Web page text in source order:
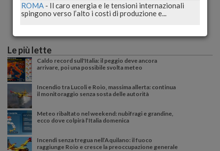
Le più lette
Caldo record sull'Italia: il peggio deve ancora
arrivare, poi una possibile svolta meteo
Incendio tra Lucoli e Roio, massima allerta: continua
il monitoraggio senza sosta delle autorità
Meteo ribaltato nel weekend: nubifragi e grandine,
ecco dove colpirà l’Italia domenica
Incendi senza tregua nell’Aquilano: il fuoco
raggiunge Roio e cresce la preoccupazione generale
ROMA - Il caro energia e le tensioni internazionali
spingono verso l’alto i costi di produzione e...